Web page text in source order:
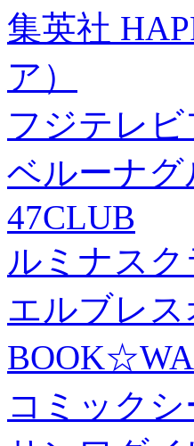
集英社
ア）
フジテレ
ベルーナグ
47CLUB
ルミナス
エルブレ
コミックシ